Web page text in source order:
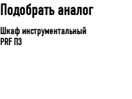
Подобрать аналог
Шкаф инструментальный
PRF П3